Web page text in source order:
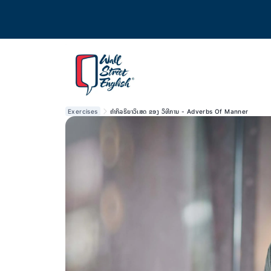
Exercises ຄຳກິລຣິຍາວິເສດ ຂອງ ວຶທີການ - Adverbs Of Manner